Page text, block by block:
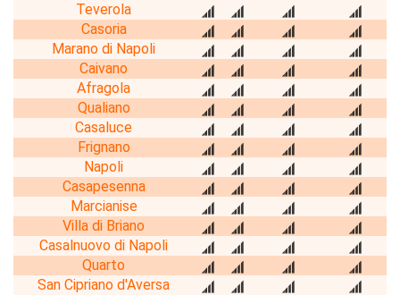
Teverola
Casoria
Marano di Napoli
Caivano
Afragola
Qualiano
Casaluce
Frignano
Napoli
Casapesenna
Marcianise
Villa di Briano
Casalnuovo di Napoli
Quarto
San Cipriano d'Aversa